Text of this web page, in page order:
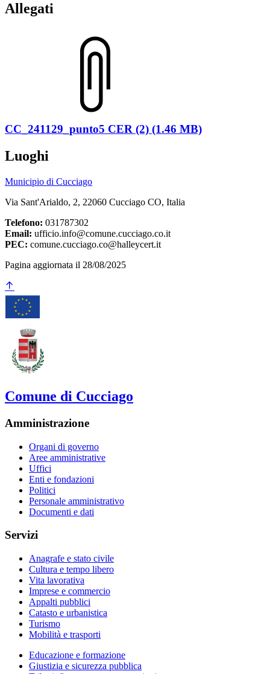
Allegati
CC_241129_punto5 CER (2) (1.46 MB)
Luoghi
Municipio di Cucciago
Via Sant'Arialdo, 2, 22060 Cucciago CO, Italia
Telefono: 031787302
Email: ufficio.info@comune.cucciago.co.it
PEC: comune.cucciago.co@halleycert.it
Pagina aggiornata il 28/08/2025
Comune di Cucciago
Amministrazione
Organi di governo
Aree amministrative
Uffici
Enti e fondazioni
Politici
Personale amministrativo
Documenti e dati
Servizi
Anagrafe e stato civile
Cultura e tempo libero
Vita lavorativa
Imprese e commercio
Appalti pubblici
Catasto e urbanistica
Turismo
Mobilità e trasporti
Educazione e formazione
Giustizia e sicurezza pubblica